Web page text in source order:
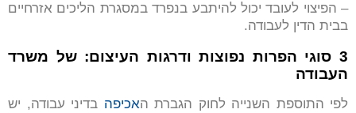
– הפיצוי לעובד יכול להיתבע בנפרד במסגרת הליכים אזרחיים
בבית הדין לעבודה.
3 סוגי הפרות נפוצות ודרגות העיצום :של משרד
העבודה
לפי התוספת השנייה לחוק הגברת האכיפה בדיני עבודה, יש